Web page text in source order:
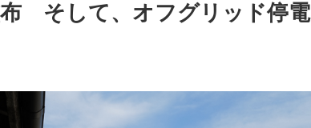
そして、オフグリッド停電